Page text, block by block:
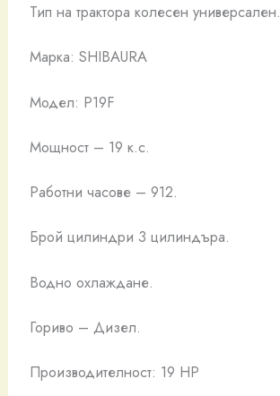
Тип на трактора колесен универсален.
Марка: SHIBAURA
Модел: P19F
Мощност – 19 к.с.
Работни часове – 912.
Брой цилиндри 3 цилиндъра.
Водно охлаждане.
Гориво – Дизел.
Производителност: 19 HP